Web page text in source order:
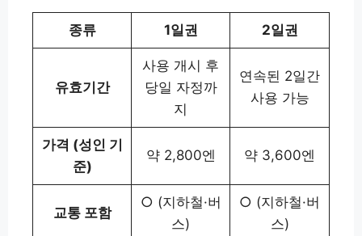
종류 1일권 2일권
유효기간
사용 개시 후
당일 자정까
지
연속된 2일간
사용 가능
가격 (성인 기
준)
약 2,800엔 약 3,600엔
교통 포함
○ (지하철·버
스)
○ (지하철·버
스)